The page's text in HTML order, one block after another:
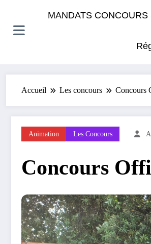
MANDATS
Accueil Les concours Concours
Animation Les Concours
Concours